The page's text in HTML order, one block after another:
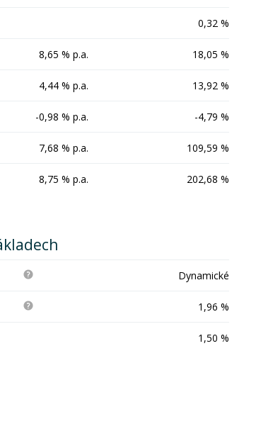
0,32 %
8,65 % p.a. 18,05 %
4,44 % p.a. 13,92 %
-0,98 % p.a. -4,79 %
7,68 % p.a. 109,59 %
8,75 % p.a. 202,68 %
Dynamické
1,96 %
1,50 %